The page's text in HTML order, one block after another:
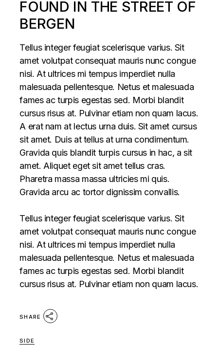
FOUND IN THE STREET OF
BERGEN
Tellus integer feugiat scelerisque varius. Sit
amet volutpat consequat mauris nunc congue
nisi. At ultrices mi tempus imperdiet nulla
malesuada pellentesque. Netus et malesuada
fames ac turpis egestas sed. Morbi blandit
cursus risus at. Pulvinar etiam non quam lacus.
A erat nam at lectus urna duis. Sit amet cursus
sit amet. Duis at tellus at urna condimentum.
Gravida quis blandit turpis cursus in hac, a sit
amet. Aliquet eget sit amet tellus cras.
Pharetra massa massa ultricies mi quis.
Gravida arcu ac tortor dignissim convallis.
Tellus integer feugiat scelerisque varius. Sit
amet volutpat consequat mauris nunc congue
nisi. At ultrices mi tempus imperdiet nulla
malesuada pellentesque. Netus et malesuada
fames ac turpis egestas sed. Morbi blandit
cursus risus at. Pulvinar etiam non quam lacus.
SHARE
SIDE